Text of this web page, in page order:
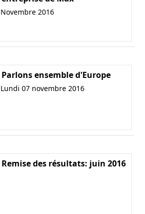
Novembre 2016
Parlons ensemble d'Europe
Lundi 07 novembre 2016
Remise des résultats: juin 2016